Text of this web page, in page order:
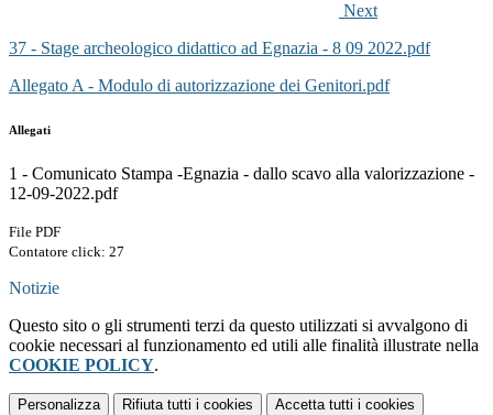
Next
37 - Stage archeologico didattico ad Egnazia - 8 09 2022.pdf
Allegato A - Modulo di autorizzazione dei Genitori.pdf
Allegati
1 - Comunicato Stampa -Egnazia - dallo scavo alla valorizzazione -
12-09-2022.pdf
File PDF
Contatore click: 27
Notizie
Questo sito o gli strumenti terzi da questo utilizzati si avvalgono di
cookie necessari al funzionamento ed utili alle finalità illustrate nella
COOKIE POLICY.
Personalizza Rifiuta tutti i cookies Accetta tutti i cookies